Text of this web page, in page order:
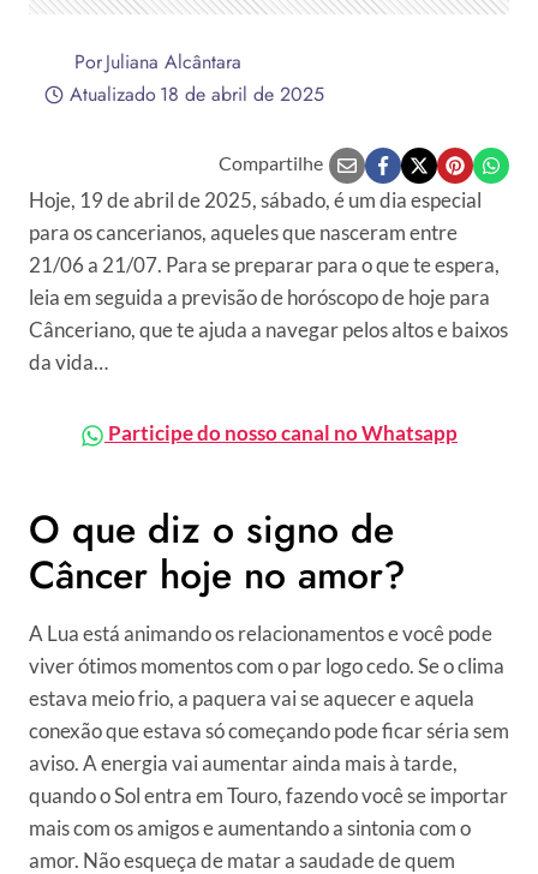
PorJuliana Alcântara
Atualizado18 de abril de 2025
Compartilhe
Hoje, 19 de abril de 2025, sábado, é um dia especial
para os cancerianos, aqueles que nasceram entre
21/06 a 21/07. Para se preparar para o que te espera,
leia em seguida a previsão de horóscopo de hoje para
Cânceriano, que te ajuda a navegar pelos altos e baixos
da vida…
Participe do nosso canal no Whatsapp
O que diz o signo de
Câncer hoje no amor?
A Lua está animando os relacionamentos e você pode
viver ótimos momentos com o par logo cedo. Se o clima
estava meio frio, a paquera vai se aquecer e aquela
conexão que estava só começando pode ficar séria sem
aviso. A energia vai aumentar ainda mais à tarde,
quando o Sol entra em Touro, fazendo você se importar
mais com os amigos e aumentando a sintonia com o
amor. Não esqueça de matar a saudade de quem